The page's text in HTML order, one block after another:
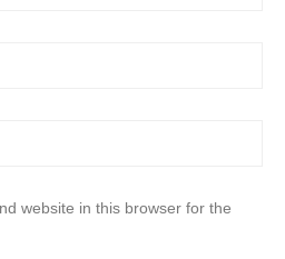
website in this browser for the